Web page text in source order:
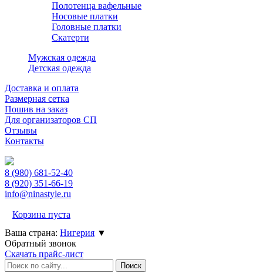
Полотенца вафельные
Носовые платки
Головные платки
Скатерти
Мужская одежда
Детская одежда
Доставка и оплата
Размерная сетка
Пошив на заказ
Для организаторов СП
Отзывы
Контакты
8 (980) 681-52-40
8 (920) 351-66-19
info@ninastyle.ru
Корзина пуста
Ваша страна: Нигерия ▼
Обратный звонок
Скачать прайс-лист